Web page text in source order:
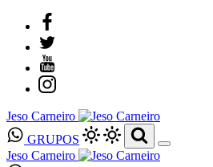
Jeso Carneiro
GRUPOS
Jeso Carneiro